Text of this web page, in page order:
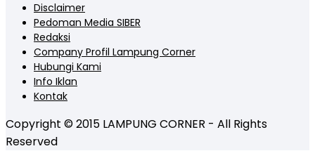
Disclaimer
Pedoman Media SIBER
Redaksi
Company Profil Lampung Corner
Hubungi Kami
Info Iklan
Kontak
Copyright © 2015 LAMPUNG CORNER - All Rights
Reserved